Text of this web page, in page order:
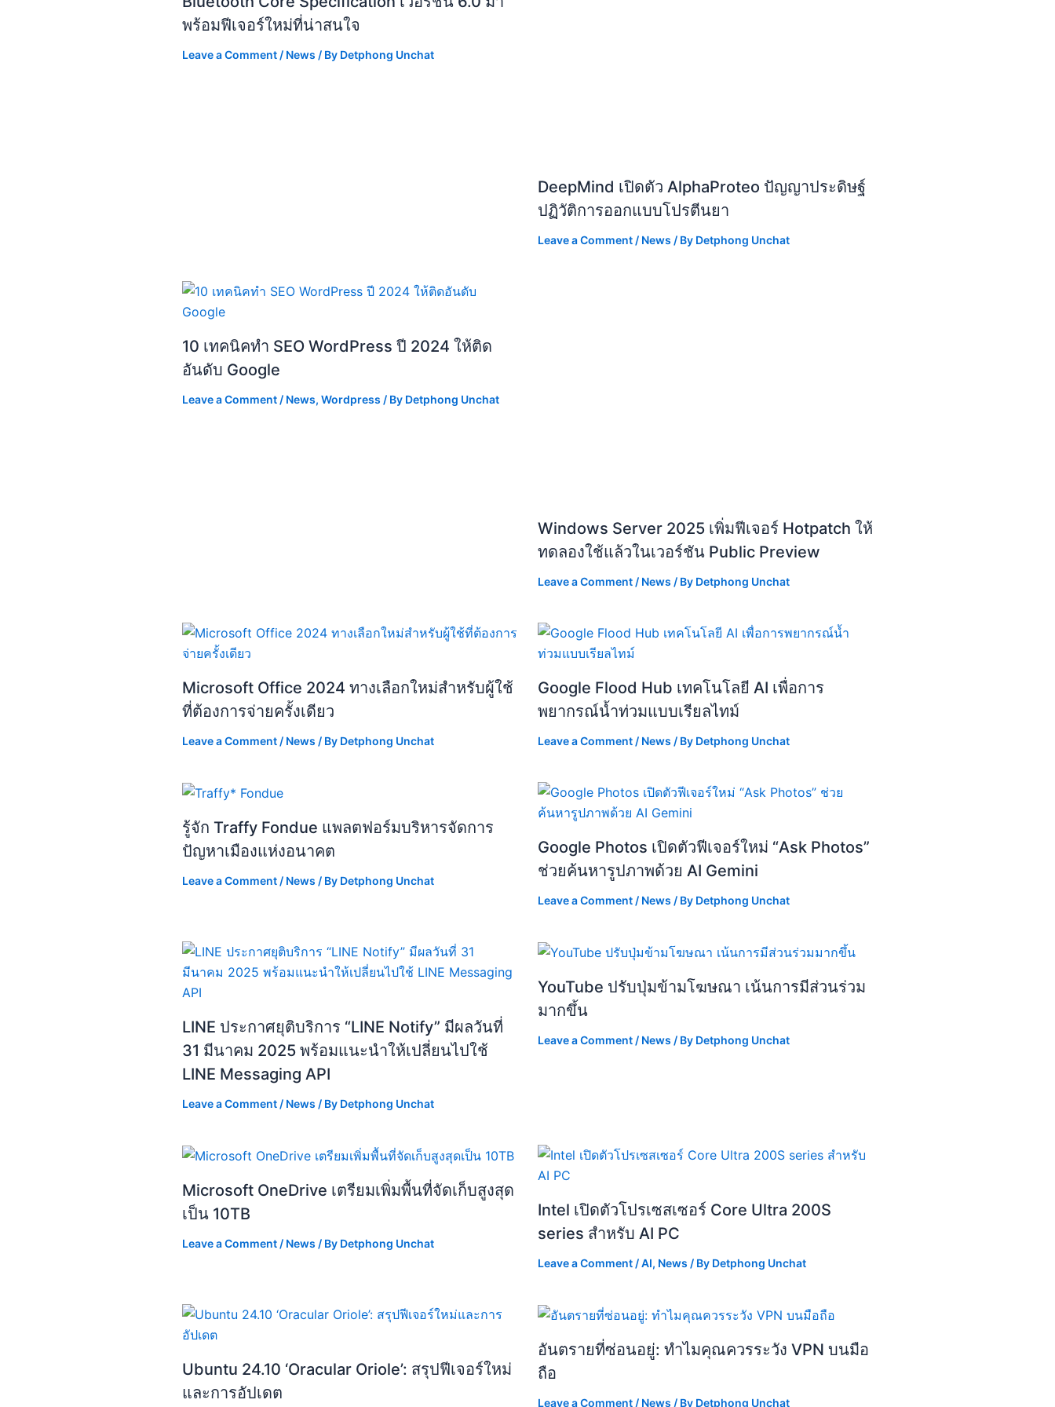
พร้อมฟีเจอร์ใหม่ที่น่าสนใจ
Leave a Comment / News / By Detphong Unchat
DeepMind เปิดตัว AlphaProteo ปัญญาประดิษฐ์
ปฏิวัติการออกแบบโปรตีนยา
Leave a Comment / News / By Detphong Unchat
10 เทคนิคทำ SEO WordPress ปี 2024 ให้ติด
อันดับ Google
Leave a Comment/ News, Wordpress / By Detphong Unchat
Windows Server 2025 เพิ่มฟีเจอร์ Hotpatch ให้
ทดลองใช้แล้วในเวอร์ชัน Public Preview
Leave a Comment / News / By Detphong Unchat
Microsoft Office 2024 ทางเลือกใหม่สำหรับผู้ใช้
ที่ต้องการจ่ายครั้งเดียว
Leave a Comment / News / By Detphong Unchat
Google Flood Hub เทคโนโลยี AI เพื่อการ
พยากรณ์น้ำท่วมแบบเรียลไทม์
Leave a Comment / News / By Detphong Unchat
รู้จัก Traffy Fondue แพลตฟอร์มบริหารจัดการ
ปัญหาเมืองแห่งอนาคต
Leave a Comment / News / By Detphong Unchat
Google Photos เปิดตัวฟีเจอร์ใหม่ “Ask Photos”
ช่วยค้นหารูปภาพด้วย AI Gemini
Leave a Comment / News / By Detphong Unchat
LINE ประกาศยุติบริการ “LINE Notify” มีผลวันที่
31 มีนาคม 2025 พร้อมแนะนำให้เปลี่ยนไปใช้
LINE Messaging API
Leave a Comment / News / By Detphong Unchat
YouTube ปรับปุ่มข้ามโฆษณา เน้นการมีส่วนร่วม
มากขึ้น
Leave a Comment / News / By Detphong Unchat
Microsoft OneDrive เตรียมเพิ่มพื้นที่จัดเก็บสูงสุด
เป็น 10TB
Leave a Comment / News / By Detphong Unchat
Intel เปิดตัวโปรเซสเซอร์ Core Ultra 200S
series สำหรับ AI PC
Leave a Comment /AI, News / By Detphong Unchat
Ubuntu 24.10 ‘Oracular Oriole’: สรุปฟีเจอร์ใหม่
และการอัปเดต
อันตรายที่ซ่อนอยู่: ทำไมคุณควรระวัง VPN บนมือ
ถือ
Leave a Comment / News / By Detphong Unchat